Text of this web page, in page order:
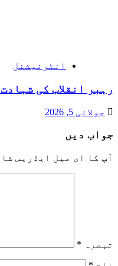
انٹرنیشنل
رہبر انقلاب کی
جولائی 5, 2026
جواب دیں
آپ کا ای میل ایڈریس
تبصرہ *